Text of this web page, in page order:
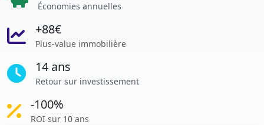
Économies annuelles
+88€
Plus-value immobilière
14 ans
Retour sur investissement
-100%
ROI sur 10 ans